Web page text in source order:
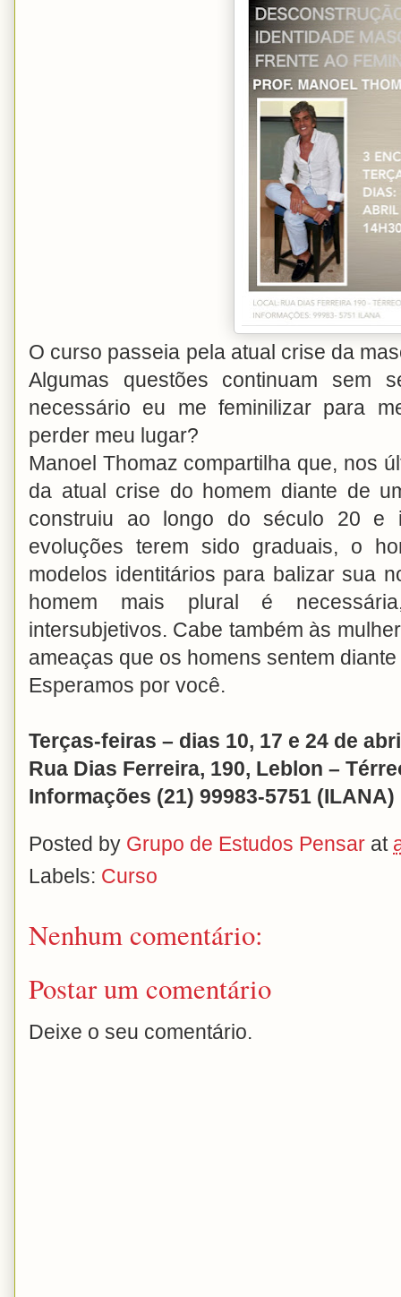
O curso passeia pela atual crise da
Algumas questões continuam sem
necessário eu me feminilizar para
perder meu lugar?
Manoel Thomaz compartilha que, nos
da atual crise do homem diante de
construiu ao longo do século 20 e
evoluções terem sido graduais, o
modelos identitários para balizar sua
homem mais plural é
intersubjetivos. Cabe também às
ameaças que os homens sentem
Esperamos por você.
Terças-feiras – dias 10, 17 e 24 de
Rua Dias Ferreira, 190, Leblon –
Informações (21) 99983-5751 (ILANA)
Posted by Grupo de Estudos Pensar at
Labels: Curso
Nenhum comentário:
Postar um comentário
Deixe o seu comentário.